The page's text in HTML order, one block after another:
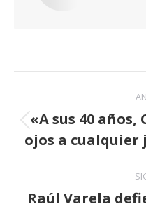
entre
«A sus 40
ojos a cualquier
Raúl Varela